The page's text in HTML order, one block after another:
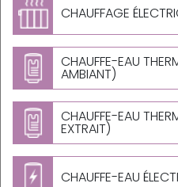
CHAUFFAGE
CHAUFFE-EAU
AMBIANT)
CHAUFFE-EAU
EXTRAIT)
CHAUFFE-EAU